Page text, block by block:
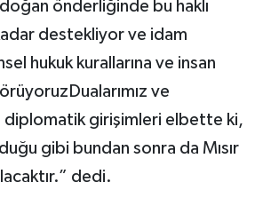
önderliğinde bu haklı
destekliyor ve idam
hukuk kurallarına ve insan
ve
diplomatik girişimleri elbette ki,
gibi bundan sonra da Mısır
dedi.